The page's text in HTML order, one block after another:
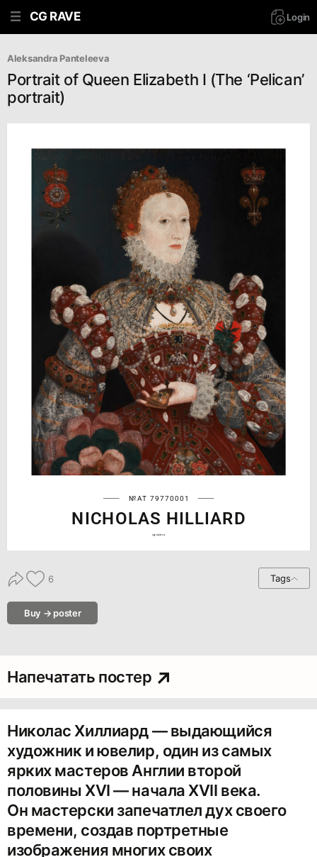
CG RAVE Login
Aleksandra Panteleeva
Portrait of Queen Elizabeth I (The ‘Pelican’
portrait)
№AT 79770001
NICHOLAS HILLIARD
cgrave.ru
6 Tags
Buy → poster
Напечатать постер
Николас Хиллиард — выдающийся
художник и ювелир, один из самых
ярких мастеров Англии второй
половины XVI — начала XVII века.
Он мастерски запечатлел дух своего
времени, создав портретные
изображения многих своих